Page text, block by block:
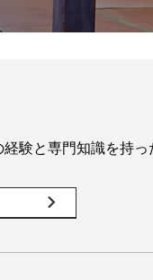
験と専門知識を持